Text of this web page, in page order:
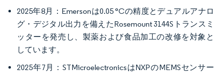
2025年8月：Emersonは0.05 °Cの精度とデュアルアナロ
グ・デジタル出力を備えたRosemount 3144Sトランスミ
ッターを発売し、製薬および食品加工の改修を対象と
しています。
2025年7月：STMicroelectronicsはNXPのMEMSセンサー